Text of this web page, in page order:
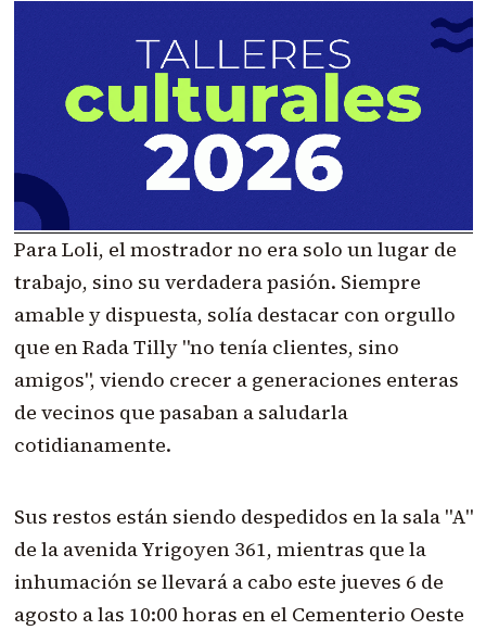
Para Loli, el mostrador no era solo un lugar de
trabajo, sino su verdadera pasión. Siempre
amable y dispuesta, solía destacar con orgullo
que en Rada Tilly "no tenía clientes, sino
amigos", viendo crecer a generaciones enteras
de vecinos que pasaban a saludarla
cotidianamente.
Sus restos están siendo despedidos en la sala "A"
de la avenida Yrigoyen 361, mientras que la
inhumación se llevará a cabo este jueves 6 de
agosto a las 10:00 horas en el Cementerio Oeste